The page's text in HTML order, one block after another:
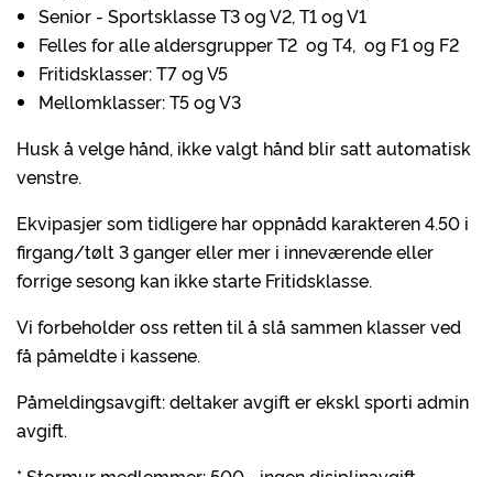
Senior - Sportsklasse T3 og V2, T1 og V1
Felles for alle aldersgrupper T2 og T4, og F1 og F2
Fritidsklasser: T7 og V5
Mellomklasser: T5 og V3
Husk å velge hånd, ikke valgt hånd blir satt automatisk
venstre.
Ekvipasjer som tidligere har oppnådd karakteren 4.50 i
firgang/tølt 3 ganger eller mer i inneværende eller
forrige sesong kan ikke starte Fritidsklasse.
Vi forbeholder oss retten til å slå sammen klasser ved
få påmeldte i kassene.
Påmeldingsavgift: deltaker avgift er ekskl sporti admin
avgift.